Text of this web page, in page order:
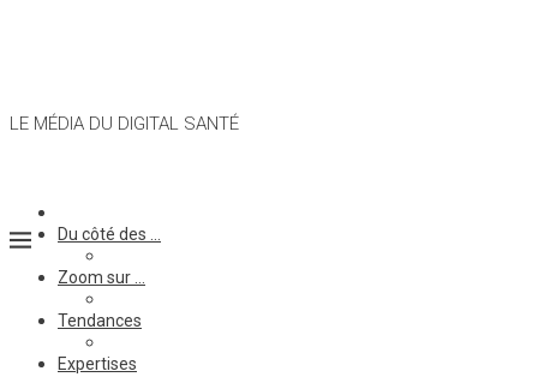
LE MÉDIA DU DIGITAL SANTÉ
Du côté des …
Zoom sur …
Tendances
Expertises